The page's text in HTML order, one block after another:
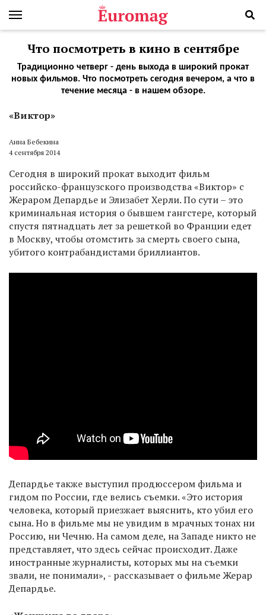
Что посмотреть в кино в сентябре
Традиционно четверг - день выхода в широкий прокат
новых фильмов. Что посмотреть сегодня вечером, а что в
течение месяца - в нашем обзоре.
«Виктор»
Анна Бебекина
4 сентября 2014
Сегодня в широкий прокат выходит фильм
российско-французского производства «Виктор» с
Жераром Депардье и Элизабет Херли. По сути – это
криминальная история о бывшем гангстере, который
спустя пятнадцать лет за решеткой во Франции едет
в Москву, чтобы отомстить за смерть своего сына,
убитого контрабандистами бриллиантов.
Депардье также выступил продюссером фильма и
гидом по России, где велись съемки. «Это история
человека, который приезжает выяснить, кто убил его
сына. Но в фильме мы не увидим в мрачных тонах ни
Россию, ни Чечню. На самом деле, на Западе никто не
представляет, что здесь сейчас происходит. Даже
иностранные журналисты, которых мы на съемки
звали, не понимали», - рассказывает о фильме Жерар
Депардье.